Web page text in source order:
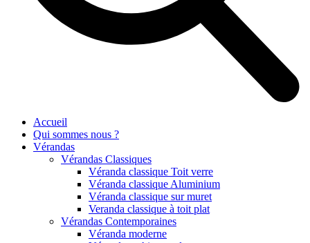
Accueil
Qui sommes nous ?
Vérandas
Vérandas Classiques
Véranda classique Toit verre
Véranda classique Aluminium
Véranda classique sur muret
Veranda classique à toit plat
Vérandas Contemporaines
Véranda moderne